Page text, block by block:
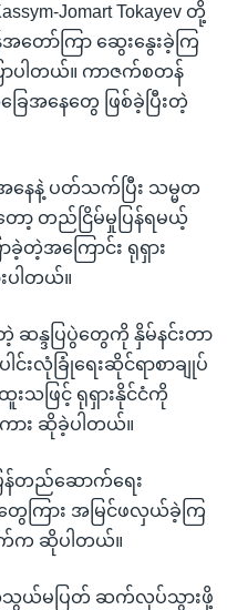
Jomart Tokayev တို့
ော်ကြာ ဆွေးနွေးခဲ့ကြ
ာပါတယ်။ ကာဇက်စတန်
ေအနေတွေ ဖြစ်ခဲ့ပြီးတဲ့
နေနဲ့ ပတ်သက်ပြီး သမ္မတ
တော့ တည်ငြိမ်မှုပြန်ရမယ့်
တဲ့အကြောင်း ရုရှား
ပါတယ်။
ဆန္ဒပြပွဲတွေကို နှိမ်နင်းတာ
လုံခြုံရေးဆိုင်ရာစာချုပ်
းသဖြင့် ရုရှားနိုင်ငံကို
ကား ဆိုခဲ့ပါတယ်။
ြန်တည်ဆောက်ရေး
ကြား အမြင်ဖလှယ်ခဲ့ကြ
က်က ဆိုပါတယ်။
အသွယ်မပြတ် ဆက်လုပ်သွားဖို့